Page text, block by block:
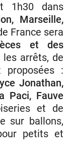
1h30 dans
Marseille,
France sera
et des
arrêts, de
proposées :
Jonathan,
Paci, Fauve
et de
sur ballons,
petits et